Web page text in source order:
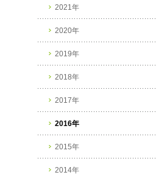
2021年
2020年
2019年
2018年
2017年
2016年
2015年
2014年